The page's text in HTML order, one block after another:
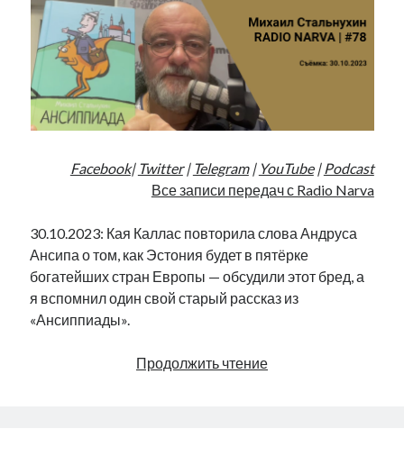
Facebook| Twitter| Telegram| YouTube| Podcast
Все записи передач с Radio Narva
30.10.2023: Кая Каллас повторила слова Андруса
Ансипа о том, как Эстония будет в пятёрке
богатейших стран Европы — обсудили этот бред, а
я вспомнил один свой старый рассказ из
«Ансиппиады».
Продолжить чтениеСнова